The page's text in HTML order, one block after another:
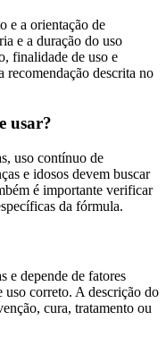
e a orientação de
e a duração do uso
finalidade de uso e
recomendação descrita no
usar?
uso contínuo de
e idosos devem buscar
é importante verificar
da fórmula.
e depende de fatores
correto. A descrição do
cura, tratamento ou